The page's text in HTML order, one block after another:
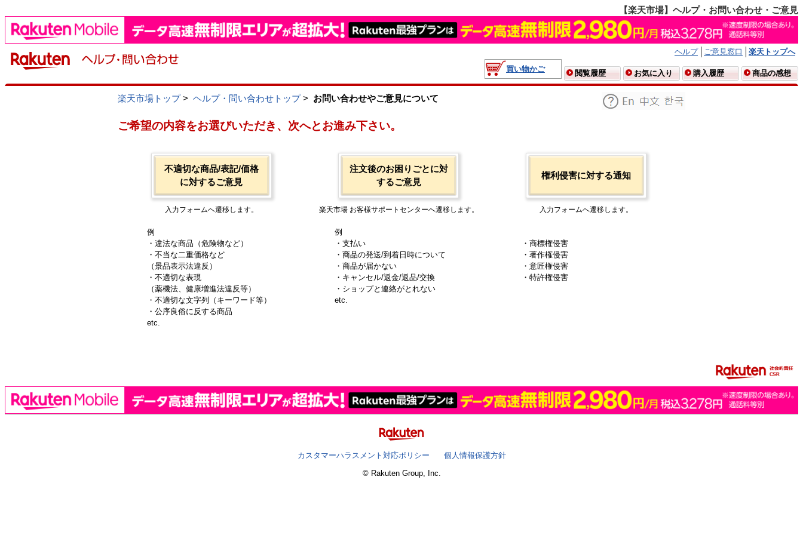
【楽天市場】ヘルプ・お問い合わせ・ご意見
ヘルプ ご意見窓口
楽天トップへ
買い物かご
閲覧履歴 お気に入り 購入履歴 商品の感想
楽天市場トップ> ヘルプ・問い合わせトップ> お問い合わせやご意見について
ご希望の内容をお選びいただき、次へとお進み下さい。
不適切な商品/表記/価格
に対するご意見
入力フォームへ遷移します。
例
・違法な商品（危険物など）
・不当な二重価格など
（景品表示法違反）
・不適切な表現
（薬機法、健康増進法違反等）
・不適切な文字列（キーワード等）
・公序良俗に反する商品
etc.
注文後のお困りごとに対
するご意見
楽天市場 お客様サポートセンターへ遷移します。
例
・支払い
・商品の発送/到着日時について
・商品が届かない
・キャンセル/返金/返品/交換
・ショップと連絡がとれない
etc.
権利侵害に対する通知
入力フォームへ遷移します。
・商標権侵害
・著作権侵害
・意匠権侵害
・特許権侵害
カスタマーハラスメント対応ポリシー
個人情報保護方針
© Rakuten Group, Inc.